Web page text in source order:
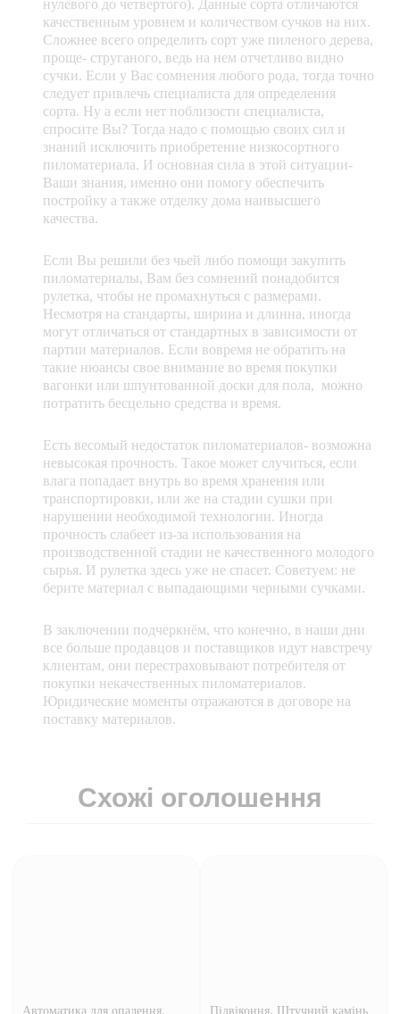
нулевого до четвертого). Данные сорта отличаются
качественным уровнем и количеством сучков на них.
Сложнее всего определить сорт уже пиленого дерева,
проще- струганого, ведь на нем отчетливо видно
сучки. Если у Вас сомнения любого рода, тогда точно
следует привлечь специалиста для определения
сорта. Ну а если нет поблизости специалиста,
спросите Вы? Тогда надо с помощью своих сил и
знаний исключить приобретение низкосортного
пиломатериала. И основная сила в этой ситуации-
Ваши знания, именно они помогу обеспечить
постройку а также отделку дома наивысшего
качества.
Если Вы решили без чьей либо помощи закупить
пиломатериалы, Вам без сомнений понадобится
рулетка, чтобы не промахнуться с размерами.
Несмотря на стандарты, ширина и длинна, иногда
могут отличаться от стандартных в зависимости от
партии материалов. Если вовремя не обратить на
такие нюансы свое внимание во время покупки
вагонки или шпунтованной доски для пола, можно
потратить бесцельно средства и время.
Есть весомый недостаток пиломатериалов- возможна
невысокая прочность. Такое может случиться, если
влага попадает внутрь во время хранения или
транспортировки, или же на стадии сушки при
нарушении необходимой технологии. Иногда
прочность слабеет из-за использования на
производственной стадии не качественного молодого
сырья. И рулетка здесь уже не спасет. Советуем: не
берите материал с выпадающими черными сучками.
В заключении подчеркнём, что конечно, в наши дни
все больше продавцов и поставщиков идут навстречу
клиентам, они перестраховывают потребителя от
покупки некачественных пиломатериалов.
Юридические моменты отражаются в договоре на
поставку материалов.
Схожі оголошення
Автоматика для опалення, Підвіконня, Штучний камінь